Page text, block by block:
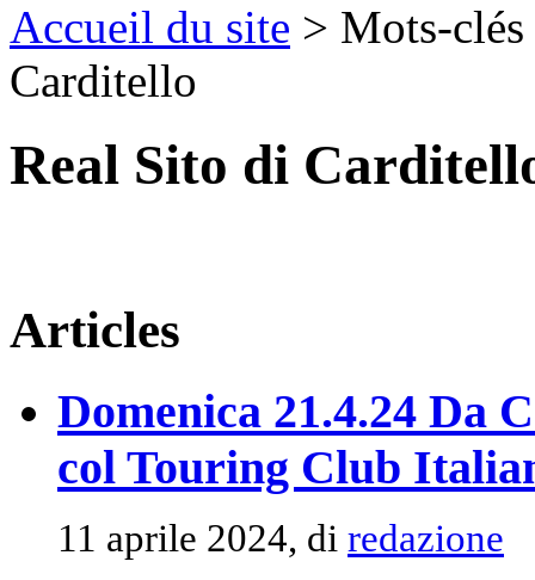
Accueil du site > Mots-
Carditello
Real Sito di
Articles
Domenica 21.4.24 Da
col Touring Club
11 aprile 2024, di redazione